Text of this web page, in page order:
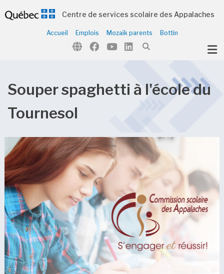
(Notre organisation )
(Parents et élèves )
(Citoyens )
Centre de services scolaire des Appalaches
Accueil Emplois Mozaïk parents Bottin
Souper spaghetti à l'école du
Tournesol